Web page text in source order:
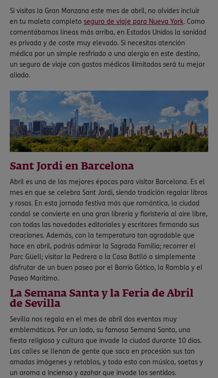
Si visitas la Gran Manzana este mes de abril, no olvides incluir
en tu maleta completo seguro de viaje para Nueva York. Como
comentábamos líneas más arriba, en Estados Unidos la sanidad
es privada y de coste muy elevado. Si necesitas atención
médica por un simple resfriado o una alergia en este destino,
un seguro de viaje con gastos médicos ilimitados será tu mejor
aliado.
Sant Jordi en Barcelona
Abril es una de las mejores épocas para visitar Barcelona. Es el
mes en que se celebra Sant Jordi, siendo tradición regalar libros
y rosas. En esta jornada festiva más que romántica, la ciudad
condal se convierte en una gran librería y floristería al aire libre,
con todas las novedades editoriales y escritores firmando sus
creaciones. Además, con la temperatura tan agradable que
hace en abril, podrás admirar la Sagrada Familia; recorrer el
Parc Güell; visitar la Pedrera o la Casa Batlló o simplemente
disfrutar de un buen paseo por el Barrio Gótico, la Rambla y el
Paseo Marítimo.
La Semana Santa y la Feria de Abril
de Sevilla
Sevilla nos regala en el mes de abril dos eventos muy
emblemáticos. Por un lado, su famosa Semana Santa, una
fiesta religiosa y cultura que invade la ciudad durante 10 días.
Las calles se llenan de gente que saca en procesión sus tan
amadas imágenes y retablos, y todo esto con música, saetas y
un aroma a incienso y azahar que invade los sentidos.